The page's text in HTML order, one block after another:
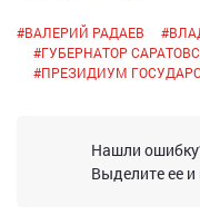
#ВАЛЕРИЙ РАДАЕВ #
#ГУБЕРНАТОР
#ПРЕЗИДИУМ
Нашли
Выделите ее